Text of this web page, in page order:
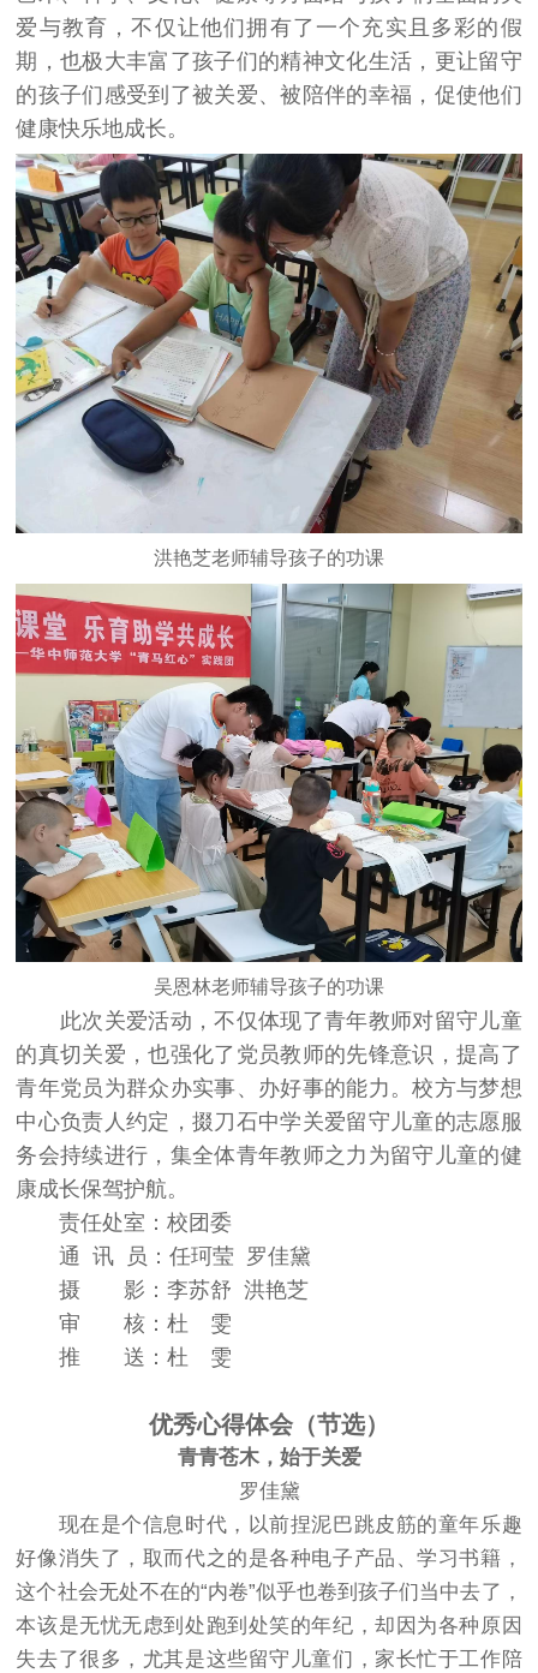
爱与教育，不仅让他们拥有了一个充实且多彩的假
期，也极大丰富了孩子们的精神文化生活，更让留守
的孩子们感受到了被关爱、被陪伴的幸福，促使他们
健康快乐地成长。
洪艳芝老师辅导孩子的功课
吴恩林老师辅导孩子的功课
此次关爱活动，不仅体现了青年教师对留守儿童
的真切关爱，也强化了党员教师的先锋意识，提高了
青年党员为群众办实事、办好事的能力。校方与梦想
中心负责人约定，掇刀石中学关爱留守儿童的志愿服
务会持续进行，集全体青年教师之力为留守儿童的健
康成长保驾护航。
责任处室：校团委
通 讯 员：任珂莹 罗佳黛
摄 影：李苏舒 洪艳芝
审 核：杜 雯
推 送：杜 雯
优秀心得体会（节选）
青青苍木，始于关爱
罗佳黛
现在是个信息时代，以前捏泥巴跳皮筋的童年乐趣
好像消失了，取而代之的是各种电子产品、学习书籍，
这个社会无处不在的“内卷”似乎也卷到孩子们当中去了，
本该是无忧无虑到处跑到处笑的年纪，却因为各种原因
失去了很多，尤其是这些留守儿童们，家长忙于工作陪